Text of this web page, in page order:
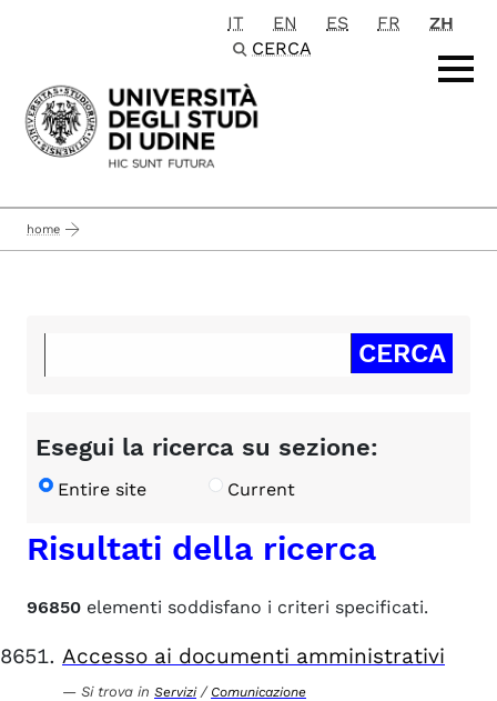
Passa al contenuto principale
IT EN ES FR
ZH
CERCA
home
Esegui la ricerca su sezione:
Entire site Current
Risultati della ricerca
96850 elementi soddisfano i criteri specificati.
Accesso ai documenti amministrativi
Si trova in Servizi / Comunicazione